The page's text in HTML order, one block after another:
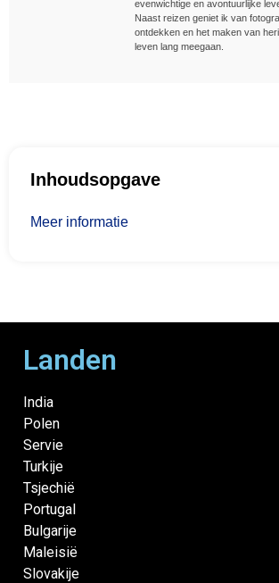
evenwichtige en avontuurlijke
Naast reizen geniet ik van
ontdekken en het maken van
leven lang meegaan.
Inhoudsopgave
Meer informatie
Landen
India
Polen
Servie
Turkije
Tsjechië
Portugal
Bulgarije
Maleisië
Slovakije